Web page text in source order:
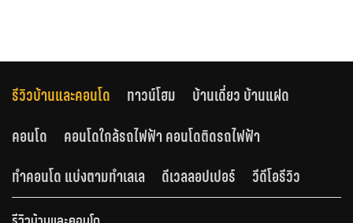
รีวิวบ้านและคอนโด ทาวน์โฮม
บ้านเดี่ยว บ้านแฝด
คอนโด
คอนโดใกล้รถไฟฟ้า คอนโดติดรถไฟฟ้า
ทำคอนโด แบ่งตามทำเลเล
ดีเวลลอปเปอร์ วีดีโอรีวิว